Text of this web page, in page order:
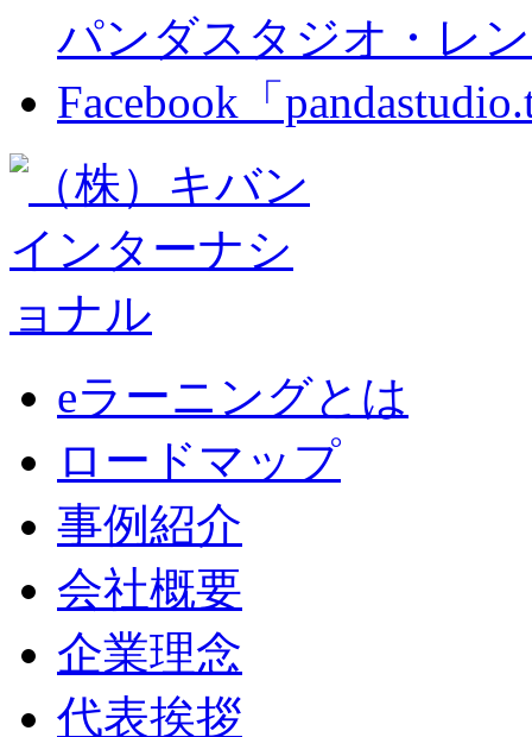
パンダスタジオ・レ
Facebook「
eラーニングとは
ロードマップ
事例紹介
会社概要
企業理念
代表挨拶